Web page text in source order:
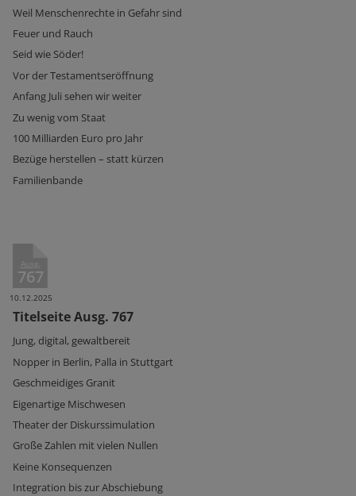
Weil Menschenrechte in Gefahr sind
Feuer und Rauch
Seid wie Söder!
Vor der Testamentseröffnung
Anfang Juli sehen wir weiter
Zu wenig vom Staat
100 Milliarden Euro pro Jahr
Bezüge herstellen – statt kürzen
Familienbande
Ausg.
767
10.12.2025
Titelseite Ausg. 767
Jung, digital, gewaltbereit
Nopper in Berlin, Palla in Stuttgart
Geschmeidiges Granit
Eigenartige Mischwesen
Theater der Diskurssimulation
Große Zahlen mit vielen Nullen
Keine Konsequenzen
Integration bis zur Abschiebung